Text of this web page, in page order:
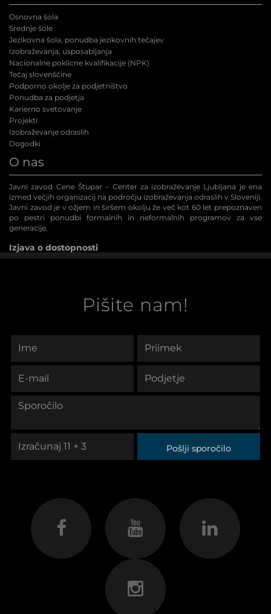
Osnovna šola
Srednje šole
Jezikovna šola, ponudba jezikovnih tečajev
Izobraževanja, usposabljanja
Nacionalne poklicne kvalifikacije (NPK)
Tečaj slovenščine
Podporno okolje za podjetništvo
Ponudba za podjetja
Karierno svetovanje
Projekti
Izobraževanje odraslih
Dogodki
O nas
Javni zavod Cene Štupar – Center za izobraževanje Ljubljana je ena
izmed večjih organizacij na področju izobraževanja odraslih v Sloveniji.
Javni zavod je v ožjem in širšem okolju že več kot 60 let prepoznaven
po pestri ponudbi formalnih in neformalnih programov za vse
generacije.
Izjava o dostopnosti
Pišite nam!
Pošlji sporočilo